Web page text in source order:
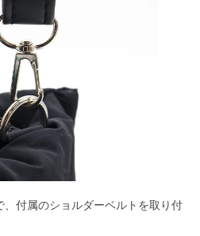
付属のショルダーベルトを取り付